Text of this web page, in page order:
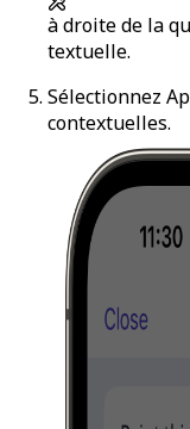
à droite de la
textuelle.
Sélectionnez
contextuelles.